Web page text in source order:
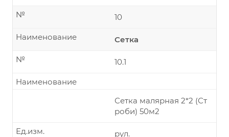
10
№
Сетка
Наименование
10.1
№
Наименование
Сетка малярная 2*2 (Ст
роби) 50м2
рул.
Ед.изм.